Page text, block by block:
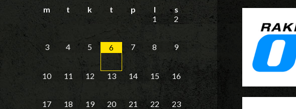
m t k t p l
s
1
2
3 4 5 6 7 8 9
10 11 12 13 14 15 16
17 18 19 20 21 22 23